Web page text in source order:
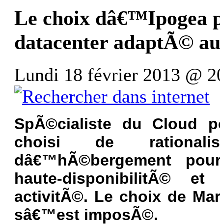
Le choix dâ€™Ipogea
datacenter adaptÃ©
Lundi 18 février 2013 @
SpÃ©cialiste du Cloud
choisi de
dâ€™hÃ©bergement
haute-disponibilitÃ©
activitÃ©. Le choix de
sâ€™est imposÃ©.